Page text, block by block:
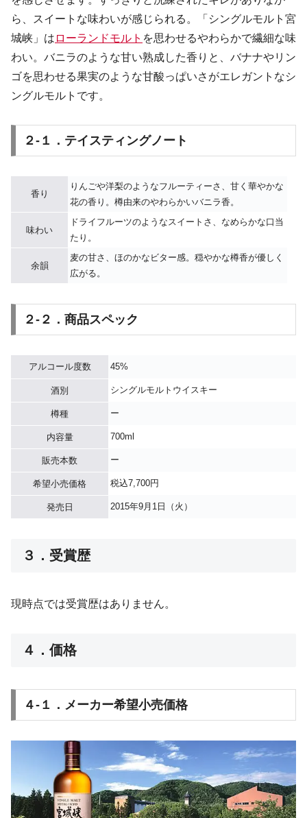
ら、スイートな味わいが感じられる。「シングルモルト宮
城峡」は ローランドモルト を思わせるやわらかで繊細な味
わい。バニラのような甘い熟成した香りと、バナナやリン
ゴを思わせる果実のような甘酸っぱいさがエレガントなシ
ングルモルトです。
２-１．テイスティングノート
香り
りんごや洋梨のようなフルーティーさ、甘く華やかな
花の香り。樽由来のやわらかいバニラ香。
味わい
ドライフルーツのようなスイートさ、なめらかな口当
たり。
余韻
麦の甘さ、ほのかなビター感。穏やかな樽香が優しく
広がる。
２-２．商品スペック
アルコール度数 45%
酒別 シングルモルトウイスキー
樽種 ー
内容量 700ml
販売本数 ー
希望小売価格 税込7,700円
発売日 2015年9月1日（火）
３．受賞歴
現時点では受賞歴はありません。
４．価格
４-１．メーカー希望小売価格